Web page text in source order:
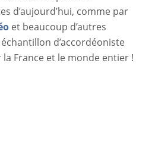
d’aujourd’hui, comme par
et beaucoup d’autres
d’accordéoniste
France et le monde entier !